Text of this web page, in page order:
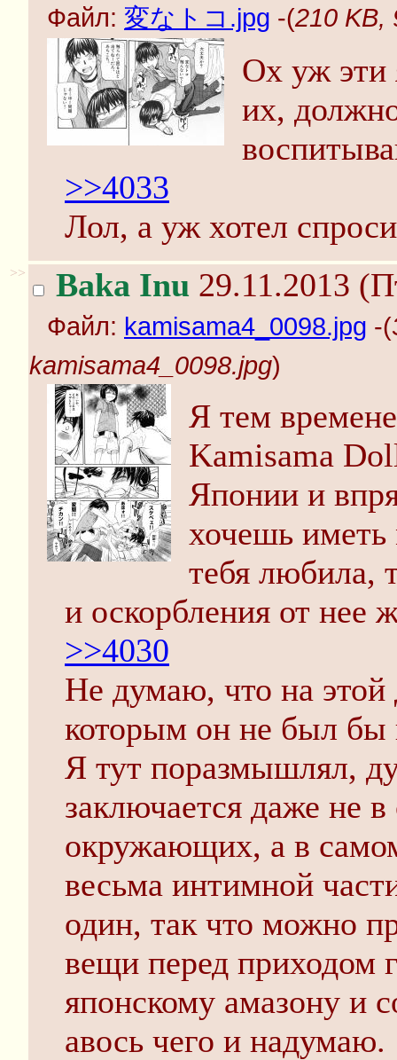
Файл: 変なトコ.jpg -(210 KB,
Ох уж эти
их,
>>4033
Лол, а уж хотел
>> Baka Inu 29.11.2013
Файл: kamisama4_0098.jpg -(
kamisama4_0098.jpg)
Я тем
Kamisama
Японии и
хочешь
тебя любила,
и оскорбления от нее
>>4030
Не думаю, что на этой
которым он не был бы
Я тут поразмышлял,
заключается даже не
окружающих, а в
весьма интимной
один, так что можно
вещи перед приходом
японскому амазону и
авось чего и надумаю.